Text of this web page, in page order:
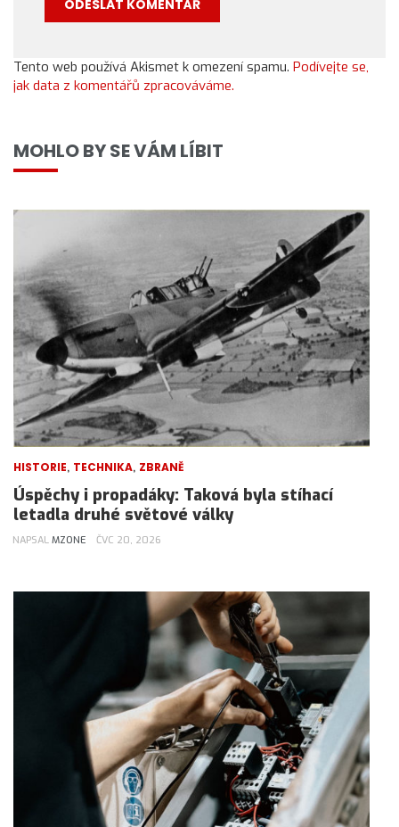
Tento web používá Akismet k omezení spamu. Podívejte se,
jak data z komentářů zpracováváme.
MOHLO BY SE VÁM LÍBIT
HISTORIE, TECHNIKA, ZBRANĚ
Úspěchy i propadáky: Taková byla stíhací
letadla druhé světové války
NAPSAL MZONE ČVC 20, 2026